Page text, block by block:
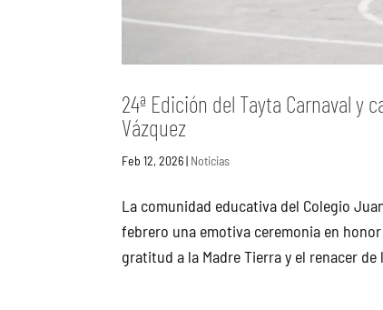
24ª Edición del Tayta Carnaval y
Vázquez
Feb 12, 2026| Noticias
La comunidad educativa del Colegio
febrero una emotiva ceremonia en
gratitud a la Madre Tierra y el renacer de